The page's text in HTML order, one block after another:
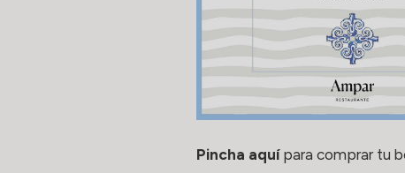
Pincha aquípara comprar tu